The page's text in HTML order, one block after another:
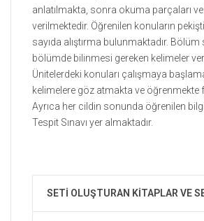
anlatılmakta, sonra okuma parçaları
verilmektedir. Öğrenilen konuların
sayıda alıştırma bulunmaktadır. Bölüm
bölümde bilinmesi gereken kelimeler
Ünitelerdeki konuları çalışmaya
kelimelere göz atmakta ve öğrenmekte
Ayrıca her cildin sonunda öğrenilen
Tespit Sınavı yer almaktadır.
SETİ OLUŞTURAN KİTAPLAR VE